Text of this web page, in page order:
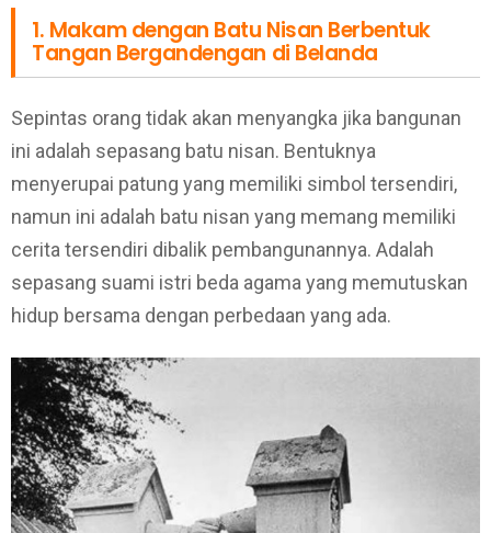
1. Makam dengan Batu Nisan Berbentuk
Tangan Bergandengan di Belanda
Sepintas orang tidak akan menyangka jika bangunan
ini adalah sepasang batu nisan. Bentuknya
menyerupai patung yang memiliki simbol tersendiri,
namun ini adalah batu nisan yang memang memiliki
cerita tersendiri dibalik pembangunannya. Adalah
sepasang suami istri beda agama yang memutuskan
hidup bersama dengan perbedaan yang ada.